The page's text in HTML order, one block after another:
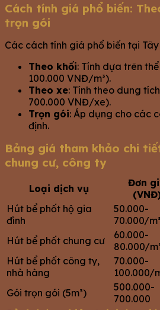
Cách tính giá phổ biến:
trọn gói
Các cách tính giá phổ biến tại
Theo khối: Tính dựa trên
100.000 VNĐ/m³).
Theo xe: Tính theo dung
700.000 VNĐ/xe).
Trọn gói: Áp dụng cho các
định.
Bảng giá tham khảo chi
chung cư, công ty
Loại dịch vụ
Đơn
Hút bể phốt hộ gia
đình
50.000-
70.000/m³
Hút bể phốt chung cư
60.000-
80.000/
Hút bể phốt công ty,
nhà hàng
70.000-
100.000/
Gói trọn gói (5m³)
500.000-
700.000